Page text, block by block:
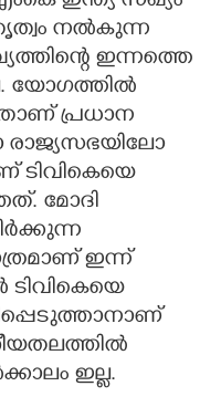
നൽകുന്ന
ഇന്നത്തെ
യോഗത്തിൽ
പ്രധാന
ടിവികെയെ
മോദി
ഇന്ന്
ഇല്ല.